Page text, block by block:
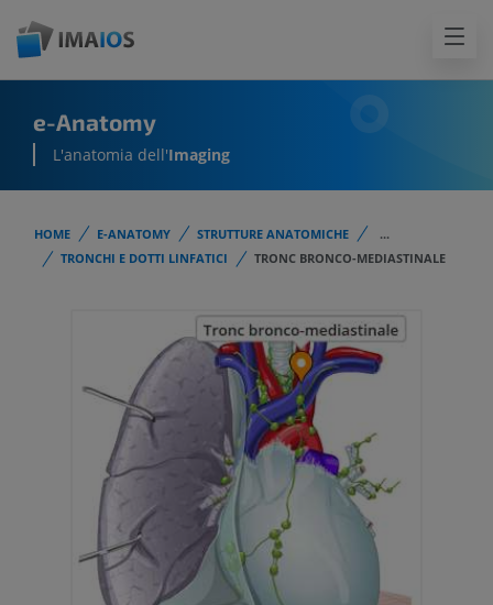
e-Anatomy
L'anatomia dell'Imaging
HOME E-ANATOMY STRUTTURE ANATOMICHE
...
TRONCHI E DOTTI LINFATICI
TRONC BRONCO-MEDIASTINALE